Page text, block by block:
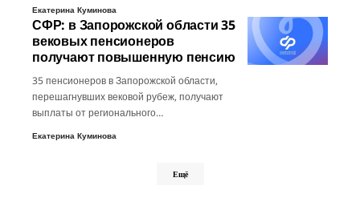
Екатерина Куминова
СФР: в Запорожской области 35
вековых пенсионеров
получают повышенную пенсию
35 пенсионеров в Запорожской области,
перешагнувших вековой рубеж, получают
выплаты от регионального…
Екатерина Куминова
Ещё